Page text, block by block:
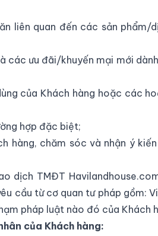
liên quan đến các sản phẩm/
các ưu đãi/khuyến mại mới
của Khách hàng hoặc các
hợp đặc biệt;
hàng, chăm sóc và nhận ý
dịch TMĐT
cầu từ cơ quan tư pháp gồm:
pháp luật nào đó của Khách
của Khách hàng: